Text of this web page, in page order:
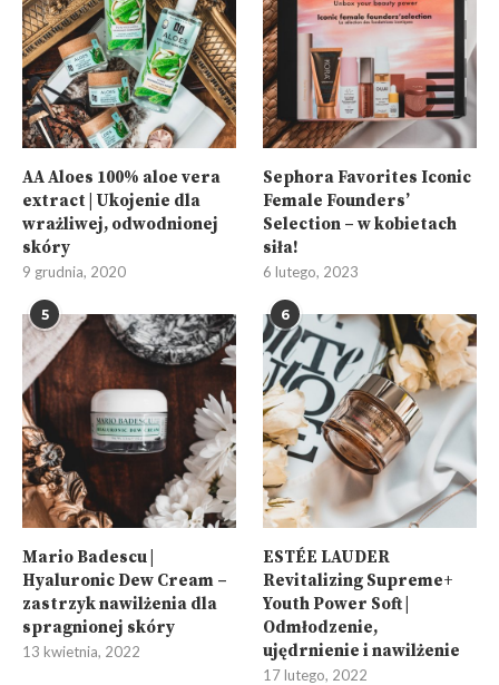
AA Aloes 100% aloe vera
extract | Ukojenie dla
wrażliwej, odwodnionej
skóry
9 grudnia, 2020
Sephora Favorites Iconic
Female Founders’
Selection – w kobietach
siła!
6 lutego, 2023
5
Mario Badescu |
Hyaluronic Dew Cream –
zastrzyk nawilżenia dla
spragnionej skóry
13 kwietnia, 2022
6
ESTÉE LAUDER
Revitalizing Supreme+
Youth Power Soft |
Odmłodzenie,
ujędrnienie i nawilżenie
17 lutego, 2022